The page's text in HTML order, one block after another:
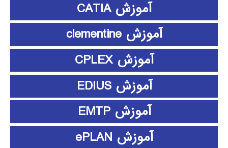
آموزش CATIA
آموزش clementine
آموزش CPLEX
آموزش EDIUS
آموزش EMTP
آموزش ePLAN